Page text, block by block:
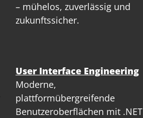
– mühelos, zuverlässig und
zukunftssicher.
User Interface Engineering
Moderne,
plattformübergreifende
Benutzeroberflächen mit .NET